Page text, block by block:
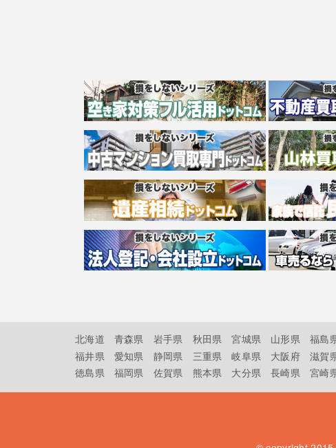
北海道 青森県 岩手県 秋田県 宮城県 山形県 福島
福井県
愛知県 静岡県 三重県 岐阜県 大阪府 滋賀
徳島県
福岡県 佐賀県 熊本県 大分県 長崎県 宮崎